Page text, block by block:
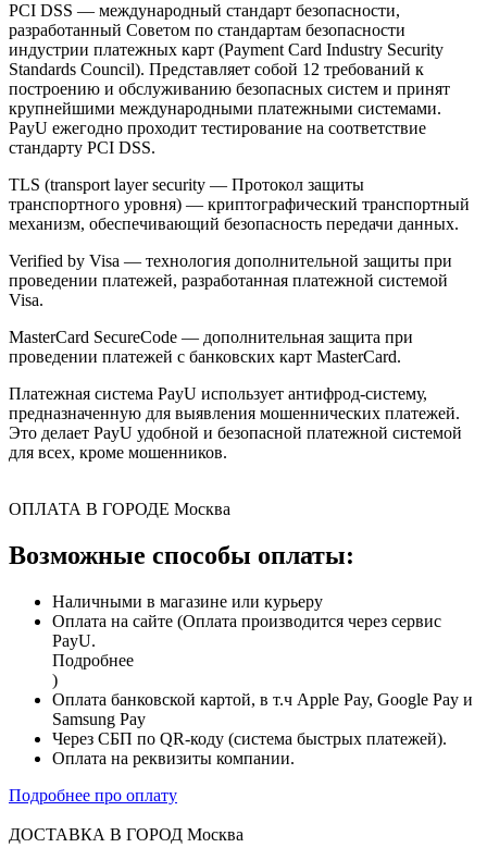
PCI DSS — международный стандарт безопасности,
разработанный Советом по стандартам безопасности
индустрии платежных карт (Payment Card Industry Security
Standards Council). Представляет собой 12 требований к
построению и обслуживанию безопасных систем и принят
крупнейшими международными платежными системами.
PayU ежегодно проходит тестирование на соответствие
стандарту PCI DSS.
TLS (transport layer security — Протокол защиты
транспортного уровня) — криптографический транспортный
механизм, обеспечивающий безопасность передачи данных.
Verified by Visa — технология дополнительной защиты при
проведении платежей, разработанная платежной системой
Visa.
MasterCard SecureCode — дополнительная защита при
проведении платежей с банковских карт MasterCard.
Платежная система PayU использует антифрод-систему,
предназначенную для выявления мошеннических платежей.
Это делает PayU удобной и безопасной платежной системой
для всех, кроме мошенников.
ОПЛАТА В ГОРОДЕ Москва
Возможные способы оплаты:
Наличными в магазине или курьеру
Оплата на сайте (Оплата производится через сервис
PayU.
Подробнее
)
Оплата банковской картой, в т.ч Apple Pay, Google Pay и
Samsung Pay
Через СБП по QR-коду (система быстрых платежей).
Оплата на реквизиты компании.
Подробнее про оплату
ДОСТАВКА В ГОРОД Москва